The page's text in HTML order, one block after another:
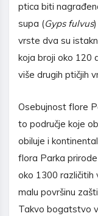
ptica biti
supa (Gyps fulvus
vrste dva su
koja broji oko 120
više drugih ptičjih
Osebujnost flore
to područje koje
obiluje i
flora Parka
oko 1300 različitih
malu površinu
Takvo bogatstvo